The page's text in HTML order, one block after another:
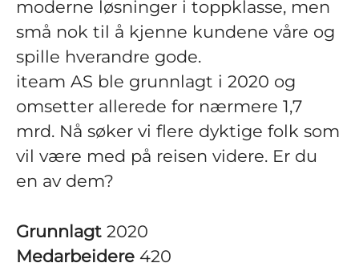
moderne løsninger i toppklasse, men
små nok til å kjenne kundene våre og
spille hverandre gode.
iteam AS ble grunnlagt i 2020 og
omsetter allerede for nærmere 1,7
mrd. Nå søker vi flere dyktige folk som
vil være med på reisen videre. Er du
en av dem?
Grunnlagt 2020
Medarbeidere 420